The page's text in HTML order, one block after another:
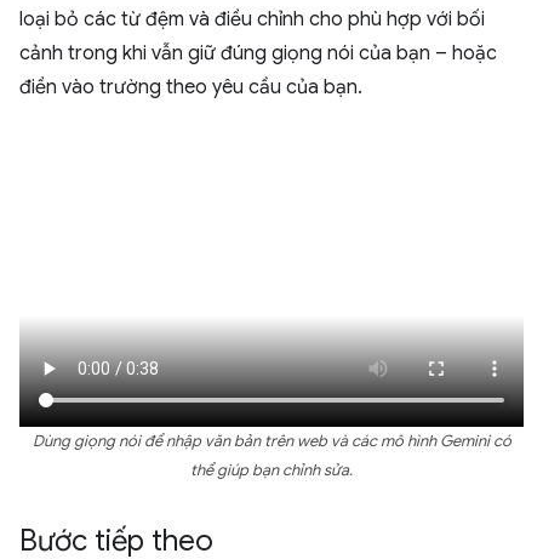
loại bỏ các từ đệm và điều chỉnh cho phù hợp với bối
cảnh trong khi vẫn giữ đúng giọng nói của bạn – hoặc
điền vào trường theo yêu cầu của bạn.
Dùng giọng nói để nhập văn bản trên web và các mô hình Gemini có
thể giúp bạn chỉnh sửa.
Bước tiếp theo